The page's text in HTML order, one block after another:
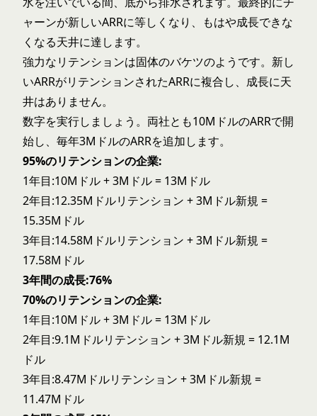
ャーンが新しいARRに等しくなり、もはや成長できな
くなる天井に達します。
強力なリテンションは固体のバケツのようです。新し
いARRがリテンションされたARRに複合し、成長に天
井はありません。
数字を実行しましょう。両社とも10MドルのARRで開
始し、毎年3MドルのARRを追加します。
95%のリテンションの企業:
1年目:10Mドル + 3Mドル = 13Mドル
2年目:12.35Mドルリテンション + 3Mドル新規 =
15.35Mドル
3年目:14.58Mドルリテンション + 3Mドル新規 =
17.58Mドル
3年間の成長:76%
70%のリテンションの企業:
1年目:10Mドル + 3Mドル = 13Mドル
2年目:9.1Mドルリテンション + 3Mドル新規 = 12.1M
ドル
3年目:8.47Mドルリテンション + 3Mドル新規 =
11.47Mドル